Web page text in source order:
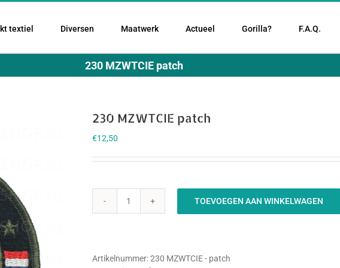
textiel Diversen Maatwerk Actueel Gorilla? F.A.Q.
230 MZWTCIE patch
230 MZWTCIE patch
€12,50
230
TOEVOEGEN AAN WINKELWAGEN
Artikelnummer:230 MZWTCIE - patch